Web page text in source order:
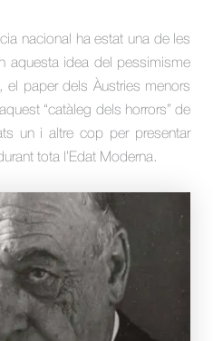
nacional ha estat una de les
aquesta idea del pessimisme
el paper dels Àustries menors
“catàleg dels horrors” de
un i altre cop per presentar
tota l’Edat Moderna.